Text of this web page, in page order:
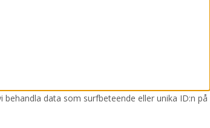
data som surfbeteende eller unika ID:n på